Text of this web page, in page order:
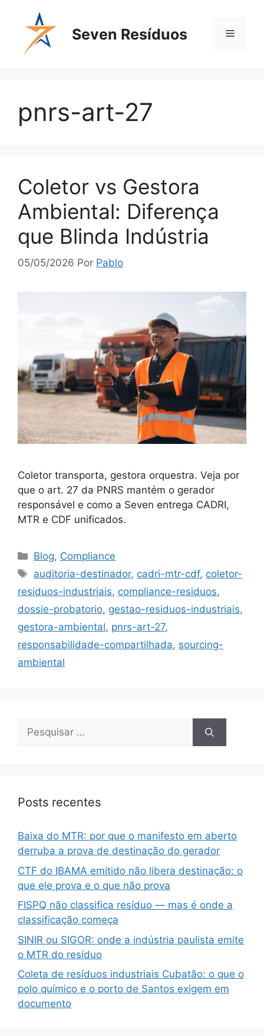
Seven Resíduos
pnrs-art-27
Coletor vs Gestora
Ambiental: Diferença
que Blinda Indústria
05/05/2026 Por Pablo
Coletor transporta, gestora orquestra. Veja por
que o art. 27 da PNRS mantém o gerador
responsável e como a Seven entrega CADRI,
MTR e CDF unificados.
Blog, Compliance
auditoria-destinador, cadri-mtr-cdf, coletor-
residuos-industriais, compliance-residuos,
dossie-probatorio, gestao-residuos-industriais,
gestora-ambiental, pnrs-art-27,
responsabilidade-compartilhada, sourcing-
ambiental
Posts recentes
Baixa do MTR: por que o manifesto em aberto
derruba a prova de destinação do gerador
CTF do IBAMA emitido não libera destinação: o
que ele prova e o que não prova
FISPQ não classifica resíduo — mas é onde a
classificação começa
SINIR ou SIGOR: onde a indústria paulista emite
o MTR do resíduo
Coleta de resíduos industriais Cubatão: o que o
polo químico e o porto de Santos exigem em
documento